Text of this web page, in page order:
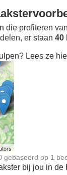
die profiteren
er staan 40
Lees ze
gebaseerd op 1
bij jou in de